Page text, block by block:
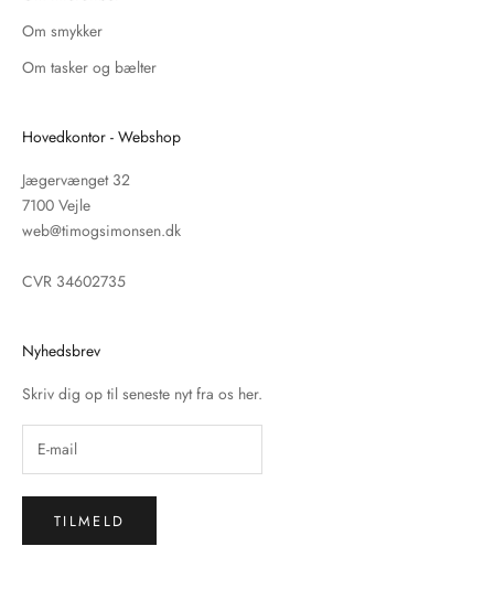
Om smykker
Om tasker og bælter
Hovedkontor - Webshop
Jægervænget 32
7100 Vejle
web@timogsimonsen.dk
CVR 34602735
Nyhedsbrev
Skriv dig op til seneste nyt fra os her.
TILMELD